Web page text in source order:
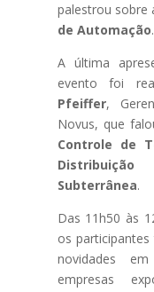
palestrou sobre
de Automação.
A última
evento foi
Pfeiffer,
Novus, que
Controle de
Subterrânea.
Das 11h50 às
os
novidades
empresas